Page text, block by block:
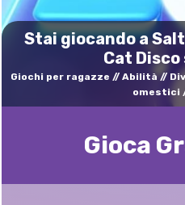
Stai giocando a
Cat
Giochi per ragazze Abilità
omestici
Gioca